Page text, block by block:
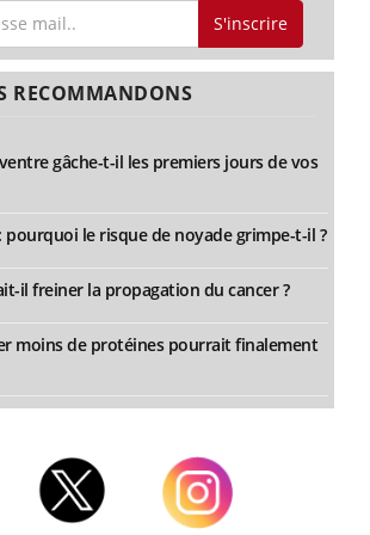
S'inscrire
RECOMMANDONS
gâche-t-il les premiers jours de vos
pourquoi le risque de noyade grimpe-t-il ?
il freiner la propagation du cancer ?
moins de protéines pourrait finalement